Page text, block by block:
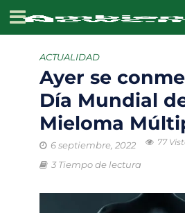
ACTUALIDAD
Ayer se
Día Mundial
Mieloma
6 septiembre, 2022 77
3 Tiempo de lectura